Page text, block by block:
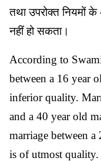
तथा उपरोक्त नियमों
नहीं हो सकता।
According to
between a 16 year
inferior quality.
and a 40 year old
marriage between
is of utmost